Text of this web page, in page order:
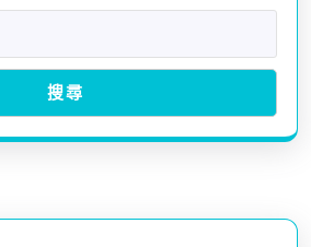
搜尋